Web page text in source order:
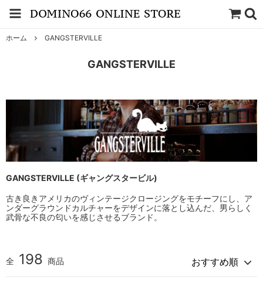
ホーム GANGSTERVILLE
GANGSTERVILLE
GANGSTERVILLE (ギャングスタービル)
古き良きアメリカのヴィンテージクロージングをモチーフにし、ア
ンダーグラウンドカルチャーをデザインに落とし込んだ、男らしく
武骨な不良の匂いを感じさせるブランド。
全 198 商品